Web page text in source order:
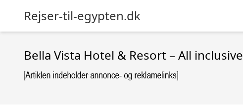
Rejser-til-egypten.dk
Bella Vista Hotel & Resort – All inclusive